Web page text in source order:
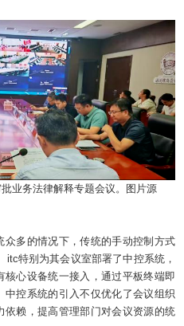
业务法律解释专题会议。
图片源
众多的情况下，传统的手动控制方式
特别为其会议室部署了中控系统，
核心设备统一接入，通过平板终端即
控系统的引入不仅优化了会议组织
赖，提高管理部门对会议资源的统